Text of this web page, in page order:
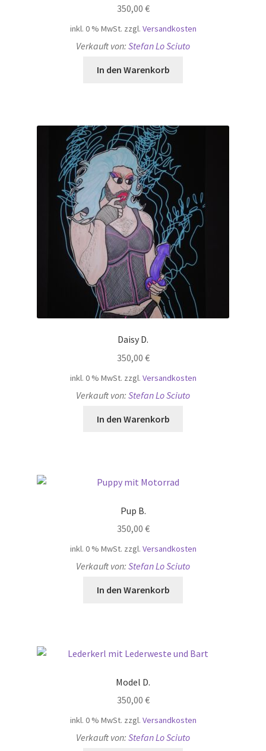
350,00 €
inkl. 0 % MwSt. zzgl. Versandkosten
Verkauft von: Stefan Lo Sciuto
In den Warenkorb
Daisy D.
350,00 €
inkl. 0 % MwSt. zzgl. Versandkosten
Verkauft von: Stefan Lo Sciuto
In den Warenkorb
Pup B.
350,00 €
inkl. 0 % MwSt. zzgl. Versandkosten
Verkauft von: Stefan Lo Sciuto
In den Warenkorb
Model D.
350,00 €
inkl. 0 % MwSt. zzgl. Versandkosten
Verkauft von: Stefan Lo Sciuto